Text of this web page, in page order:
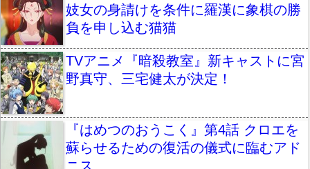
妓女の身請けを条件に羅漢に象棋の勝
負を申し込む猫猫
TVアニメ『暗殺教室』新キャストに宮
野真守、三宅健太が決定！
『はめつのおうこく』第4話 クロエを
蘇らせるための復活の儀式に臨むアド
ニス